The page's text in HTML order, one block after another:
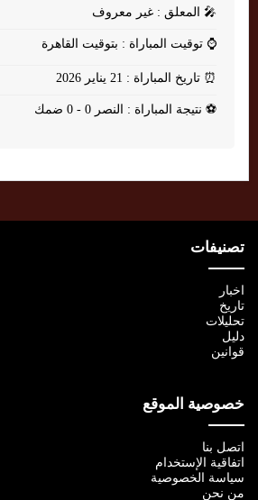
🎤 المعلق : غير معروف
⌚ توقيت المباراة : بتوقيت القاهرة
⏰ تاريخ المباراة : 21 يناير 2026
⚽ نتيجة المباراة : النصر 0 - 0 ضمك
تصنيفات
اخبار
تاريخ
تحليلات
دليل
قوانين
خصوصية الموقع
اتصل بنا
اتفاقية الإستخدام
سياسة الخصوصية
من نحن